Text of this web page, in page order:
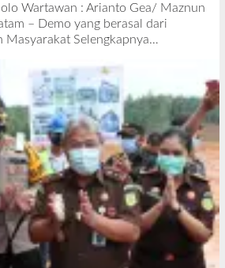
l
e
h
a
s
i
Wartawan : Arianto Gea/ Maznun
– Demo yang berasal dari
Masyarakat Selengkapnya…